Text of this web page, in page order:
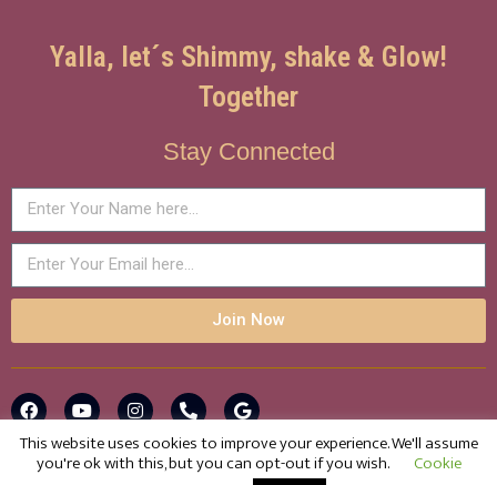
Yalla, let´s Shimmy, shake & Glow!
Together
Stay Connected
Join Now
© 2016-2025 Glow! Bellydance with Shaheena Azar . All rights
This website uses cookies to improve your experience. We'll assume
you're ok with this, but you can opt-out if you wish.
Cookie
Contact us